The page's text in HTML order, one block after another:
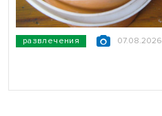
развлечения 07.08.2026